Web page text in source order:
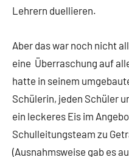
Lehrern duellieren.
Aber das war noch nicht
eine Überraschung auf
hatte in seinem
Schülerin, jeden Schüler
ein leckeres Eis im
Schulleitungsteam zu
(Ausnahmsweise gab es